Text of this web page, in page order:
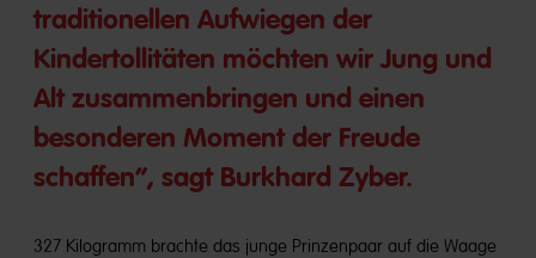
traditionellen Aufwiegen der
Kindertollitäten möchten wir Jung und
Alt zusammenbringen und einen
besonderen Moment der Freude
schaffen“, sagt Burkhard Zyber.
327 Kilogramm brachte das junge Prinzenpaar auf die Waage